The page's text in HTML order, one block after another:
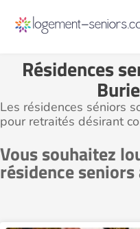
Résidences
Les résidences séniors
pour retraités désirant
Vous souhaitez
résidence